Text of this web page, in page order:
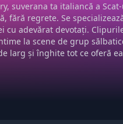
suverana ta italiancă a
fără regrete. Se
cu adevărat devotați.
la scene de grup
larg și înghite tot ce oferă